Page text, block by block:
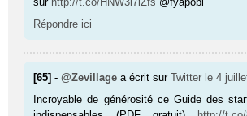
Répondre ici
[65] -@Zevillage a écrit surTwitter le 4
Incroyable de générosité ce Guide des